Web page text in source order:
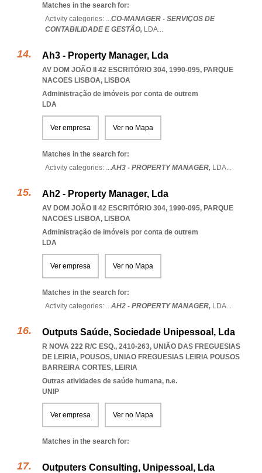
Matches in the search for:
Activity categories: ...CO-MANAGER - SERVIÇOS DE
CONTABILIDADE E GESTÃO, LDA...
Ah3 - Property Manager, Lda
AV DOM JOÃO II 42 ESCRITÓRIO 304, 1990-095, PARQUE
NACOES LISBOA, LISBOA
Administração de imóveis por conta de outrem
LDA
Ver empresa Ver no Mapa
Matches in the search for:
Activity categories: ...AH3 - PROPERTY MANAGER, LDA...
Ah2 - Property Manager, Lda
AV DOM JOÃO II 42 ESCRITÓRIO 304, 1990-095, PARQUE
NACOES LISBOA, LISBOA
Administração de imóveis por conta de outrem
LDA
Ver empresa Ver no Mapa
Matches in the search for:
Activity categories: ...AH2 - PROPERTY MANAGER, LDA...
Outputs Saúde, Sociedade Unipessoal, Lda
R NOVA 222 R/C ESQ., 2410-263, UNIÃO DAS FREGUESIAS
DE LEIRIA, POUSOS, UNIAO FREGUESIAS LEIRIA POUSOS
BARREIRA CORTES, LEIRIA
Outras atividades de saúde humana, n.e.
UNIP
Ver empresa Ver no Mapa
Matches in the search for:
Outputers Consulting, Unipessoal, Lda